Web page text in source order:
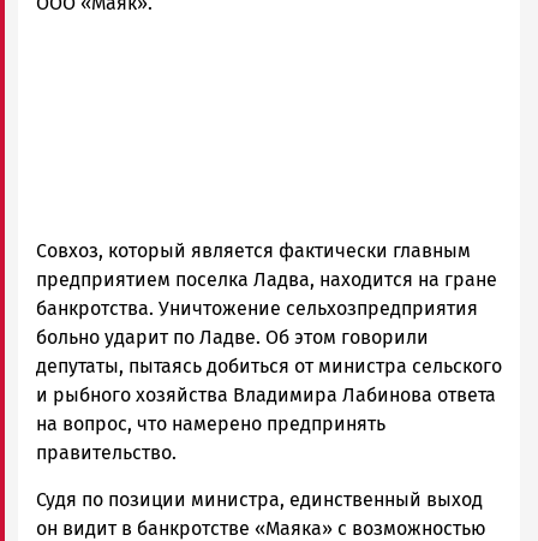
Совхоз, который является фактически главным
предприятием поселка Ладва, находится на гране
банкротства. Уничтожение сельхозпредприятия
больно ударит по Ладве. Об этом говорили
депутаты, пытаясь добиться от министра сельского
и рыбного хозяйства Владимира Лабинова ответа
на вопрос, что намерено предпринять
правительство.
Судя по позиции министра, единственный выход
он видит в банкротстве «Маяка» с возможностью